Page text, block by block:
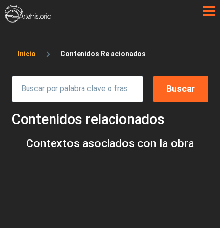
Pasar al contenido principal
Sobrescribir enlaces de ayuda a la
Inicio Contenidos Relacionados
Contenidos relacionados
Contextos asociados con la obra